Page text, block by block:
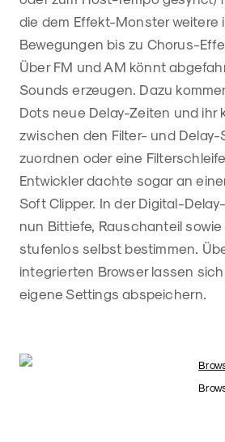
die dem Effekt-Monster weitere
Bewegungen bis zu Chorus-
Über FM und AM könnt
Sounds erzeugen. Dazu
Dots neue Delay-Zeiten und ihr
zwischen den Filter- und Delay-
zuordnen oder eine
Entwickler dachte sogar an
Soft Clipper. In der Digital-
nun Bittiefe, Rauschanteil sowie
stufenlos selbst bestimmen.
integrierten Browser lassen
eigene Settings abspeichern.